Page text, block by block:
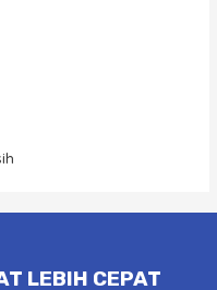
LEBIH CEPAT